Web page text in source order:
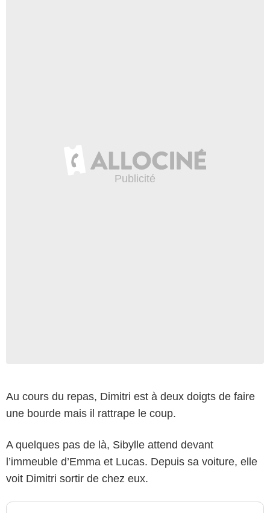
Au cours du repas, Dimitri est à deux doigts de faire
une bourde mais il rattrape le coup.
A quelques pas de là, Sibylle attend devant
l’immeuble d’Emma et Lucas. Depuis sa voiture, elle
voit Dimitri sortir de chez eux.